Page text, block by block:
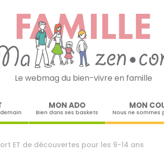
Le webmag du bien-vivre en famille
MON ADO
Bien dans ses baskets
MON
Nous ne sommes
ET de découvertes pour les 9-14 ans